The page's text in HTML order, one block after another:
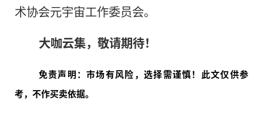
术协会元宇宙工作委员会。
大咖云集， 敬请期待！
免责声明：市场有风险，选择需谨慎！此文仅供参
考，不作买卖依据。